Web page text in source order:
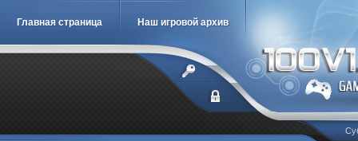
Главная страница Наш игровой архив